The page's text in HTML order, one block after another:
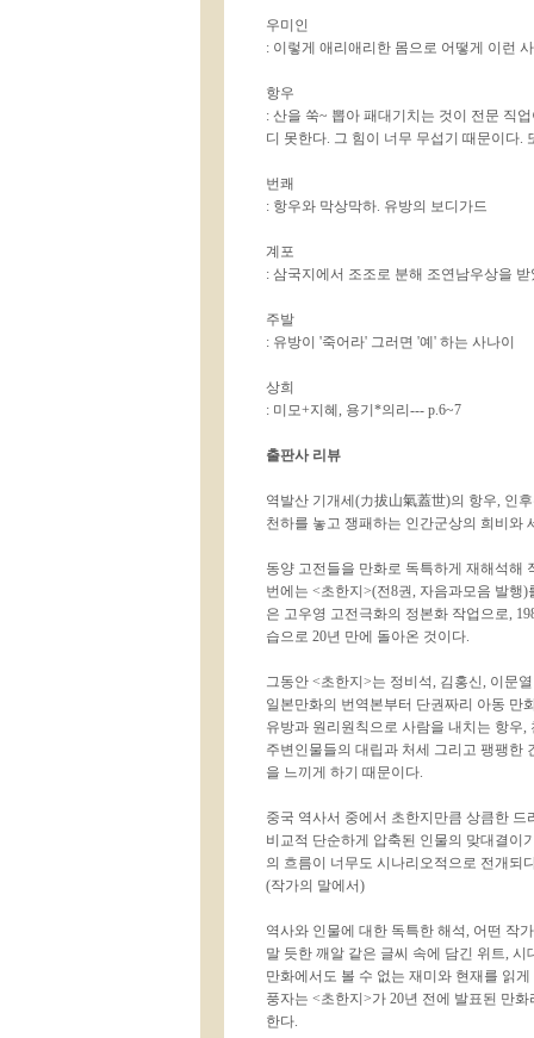
우미인
: 이렇게 애리애리한 몸으로 어떻게 이런
항우
: 산을 쑥~ 뽑아 패대기치는 것이 전문 직
디 못한다. 그 힘이 너무 무섭기 때문이다.
번쾌
: 항우와 막상막하. 유방의 보디가드
계포
: 삼국지에서 조조로 분해 조연남우상을
주발
: 유방이 '죽어라' 그러면 '예' 하는 사나이
상희
: 미모+지혜, 용기*의리--- p.6~7
출판사 리뷰
역발산 기개세(力拔山氣蓋世)의 항우, 인
천하를 놓고 쟁패하는 인간군상의 희비와
동양 고전들을 만화로 독특하게 재해석해
번에는 <초한지>(전8권, 자음과모음 발행
은 고우영 고전극화의 정본화 작업으로,
습으로 20년 만에 돌아온 것이다.
그동안 <초한지>는 정비석, 김홍신, 이문
일본만화의 번역본부터 단권짜리 아동 만
유방과 원리원칙으로 사람을 내치는 항
주변인물들의 대립과 처세 그리고 팽팽한
을 느끼게 하기 때문이다.
중국 역사서 중에서 초한지만큼 상큼한
비교적 단순하게 압축된 인물의 맞대결이
의 흐름이 너무도 시나리오적으로 전개되
(작가의 말에서)
역사와 인물에 대한 독특한 해석, 어떤 작
말 듯한 깨알 같은 글씨 속에 담긴 위트,
만화에서도 볼 수 없는 재미와 현재를 읽
풍자는 <초한지>가 20년 전에 발표된 만
한다.